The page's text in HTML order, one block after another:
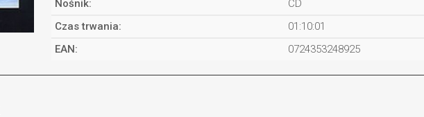
Nośnik:
CD
Czas trwania:
01:10:01
EAN:
0724353248925